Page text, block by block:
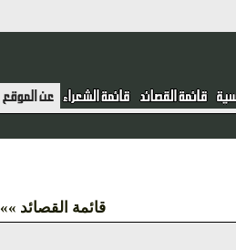
قائمة القصائد »»